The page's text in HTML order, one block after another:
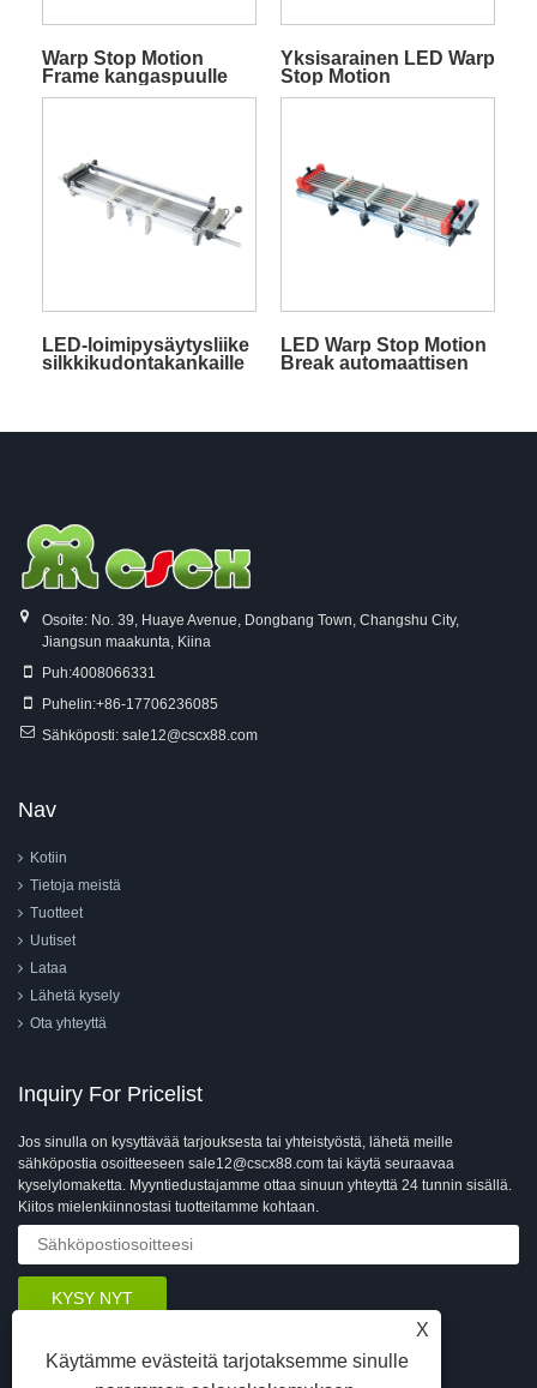
Warp Stop Motion
Frame kangaspuulle
ilman näyttöä
Yksisarainen LED Warp
Stop Motion
LED-loimipysäytysliike
silkkikudontakankaille
LED Warp Stop Motion
Break automaattisen
Osoite: No. 39, Huaye Avenue, Dongbang Town, Changshu City,
Jiangsun maakunta, Kiina
Puh:4008066331
Puhelin:+86-17706236085
Sähköposti: sale12@cscx88.com
Nav
Kotiin
Tietoja meistä
Tuotteet
Uutiset
Lataa
Lähetä kysely
Ota yhteyttä
Inquiry For Pricelist
Jos sinulla on kysyttävää tarjouksesta tai yhteistyöstä, lähetä meille
sähköpostia osoitteeseen sale12@cscx88.com tai käytä seuraavaa
kyselylomaketta. Myyntiedustajamme ottaa sinuun yhteyttä 24 tunnin sisällä.
Kiitos mielenkiinnostasi tuotteitamme kohtaan.
X
Käytämme evästeitä tarjotaksemme sinulle